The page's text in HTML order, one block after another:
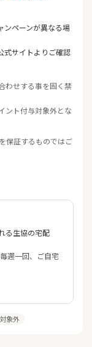
ンペーンが異なる場
式サイトよりご確認
わせする事を固く禁
ント付与対象外とな
保証するものではご
る生協の宅配
週一回、ご自宅
きる食材を、
便利な宅配サー
びインターネッ
対象外